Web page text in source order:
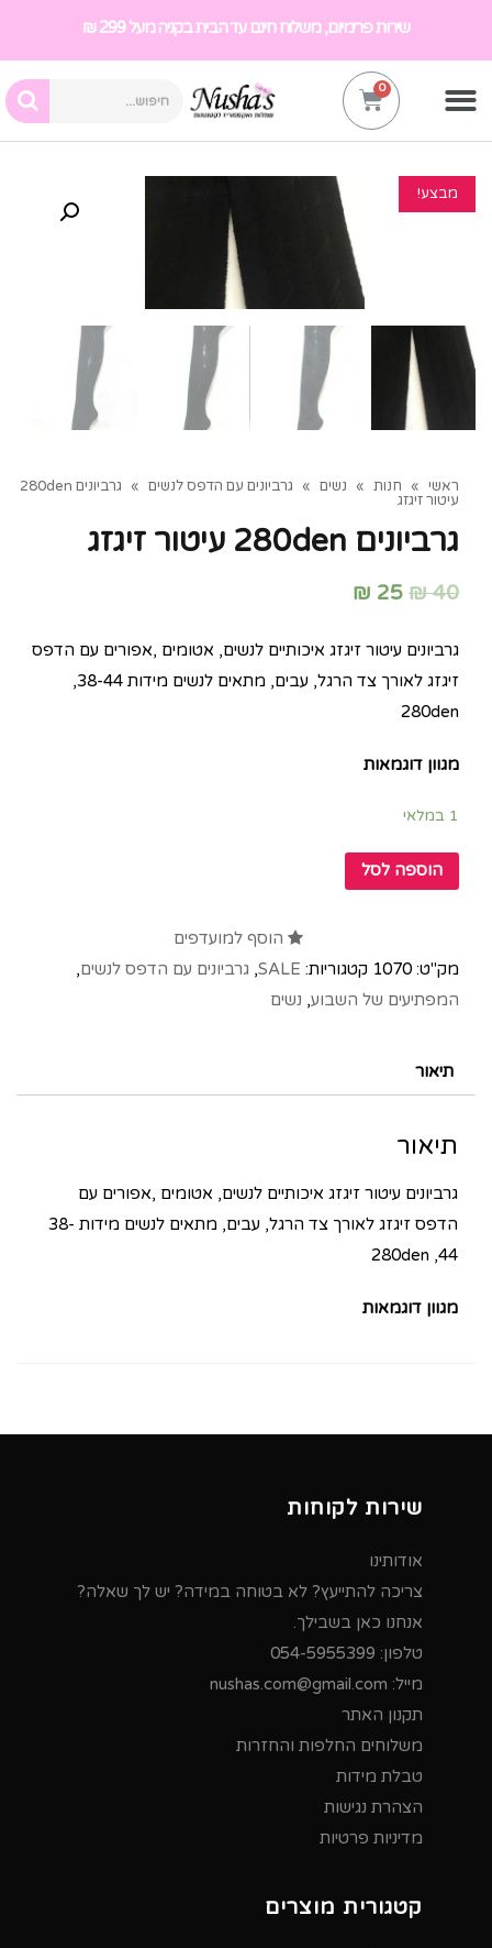
שירות פרימיום, משלוח חינם עד הבית בקניה מעל 299 ₪
מבצע!
ראשי » חנות » נשים » גרביונים עם הדפס לנשים »
גרביונים 280den
עיטור זיגזג
גרביונים 280den עיטור זיגזג
40
₪
25
₪
גרביונים עיטור זיגזג איכותיים לנשים, אטומים ,אפורים עם הדפס
זיגזג לאורך צד הרגל, עבים, מתאים לנשים מידות 38-44,
280den
מגוון דוגמאות
1 במלאי
הוספה לסל
הוסף למועדפים
מק"ט: 1070 קטגוריות: SALE
, גרביונים עם הדפס לנשים,
המפתיעים של השבוע, נשים
תיאור
תיאור
גרביונים עיטור זיגזג איכותיים לנשים, אטומים ,אפורים עם
הדפס זיגזג לאורך צד הרגל, עבים, מתאים לנשים מידות 38-
44, 280den
מגוון דוגמאות
שירות לקוחות
אודותינו
צריכה להתייעץ? לא בטוחה במידה? יש לך שאלה?
אנחנו כאן בשבילך.
טלפון: 054-5955399
מייל: nushas.com@gmail.com
תקנון האתר
משלוחים החלפות והחזרות
טבלת מידות
הצהרת נגישות
מדיניות פרטיות
קטגורית מוצרים